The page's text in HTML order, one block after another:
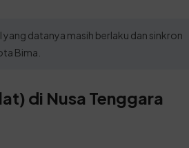
yang datanya masih berlaku dan sinkron
Bima.
di Nusa Tenggara